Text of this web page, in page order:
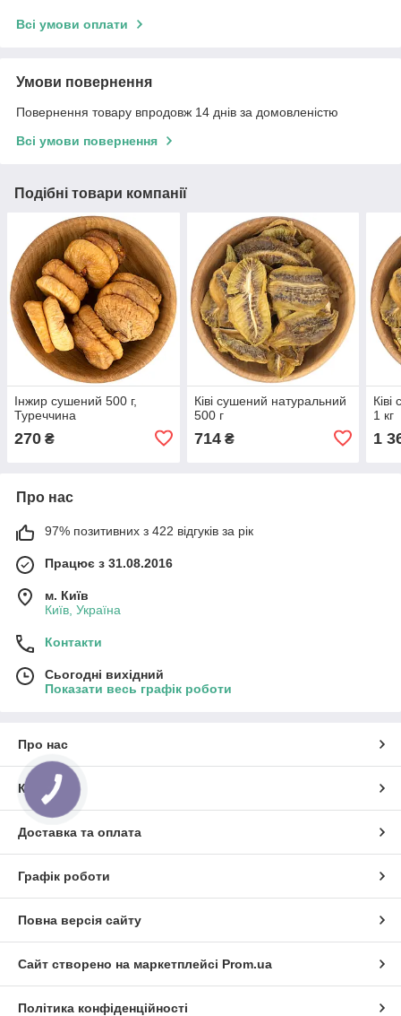
Всі умови оплати
Умови повернення
Повернення товару впродовж 14 днів за домовленістю
Всі умови повернення
Подібні товари компанії
Інжир сушений 500 г,
Туреччина
270 ₴
Ківі сушений натуральний
500 г
714₴
1 кг
1
Про нас
97% позитивних з 422 відгуків за рік
Працює з 31.08.2016
м. Київ
Київ, Україна
Контакти
Сьогодні вихідний
Показати весь графік роботи
Про нас
Контакти
Доставка та оплата
Графік роботи
Повна версія сайту
Сайт створено на маркетплейсі Prom.ua
Політика конфіденційності
КНОПКА
ЗВ'ЯЗКУ